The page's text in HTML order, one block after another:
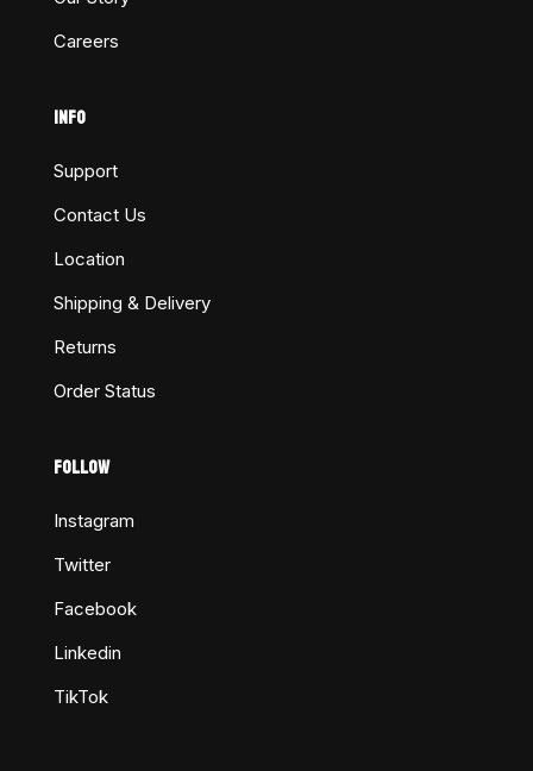
Careers
INFO
Support
Contact Us
Location
Shipping & Delivery
Returns
Order Status
FOLLOW
Instagram
Twitter
Facebook
Linkedin
TikTok